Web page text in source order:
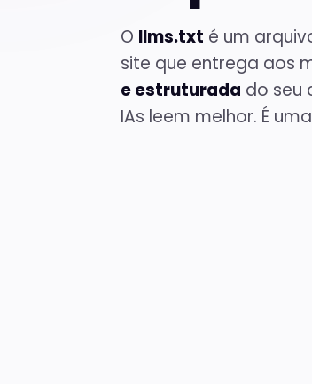
O llms.txt é um
site que entrega aos
e estruturada do seu
IAs leem melhor. É